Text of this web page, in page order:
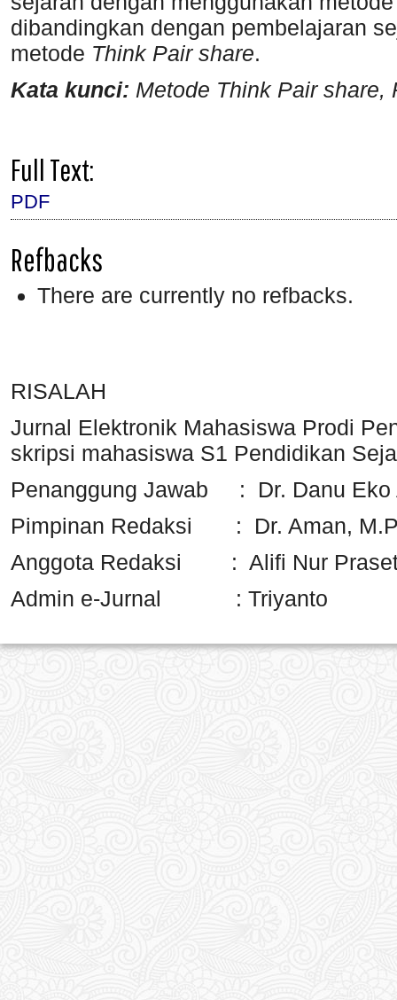
dibandingkan dengan pembelajaran
metode Think Pair share.
Kata kunci: Metode Think Pair
Full Text:
PDF
Refbacks
There are currently no refbacks.
RISALAH
Jurnal Elektronik Mahasiswa Prodi
skripsi mahasiswa S1 Pendidikan
Penanggung Jawab : Dr. Danu Eko
Pimpinan Redaksi : Dr. Aman,
Anggota Redaksi : Alifi Nur
Admin e-Jurnal : Triyanto